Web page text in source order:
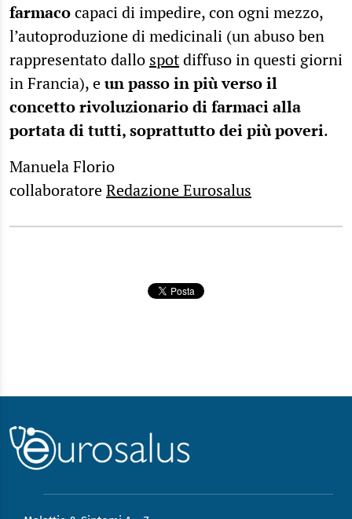
farmacocapaci di impedire, con ogni mezzo,
l’autoproduzione di medicinali (un abuso ben
rappresentato dallo spotdiffuso in questi giorni
in Francia), eun passo in più verso il
concetto rivoluzionario di farmaci alla
portata di tutti, soprattutto dei più poveri.
Manuela Florio
collaboratoreRedazione Eurosalus